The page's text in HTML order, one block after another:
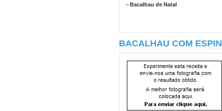
Bacalhau de Natal
BACALHAU COM